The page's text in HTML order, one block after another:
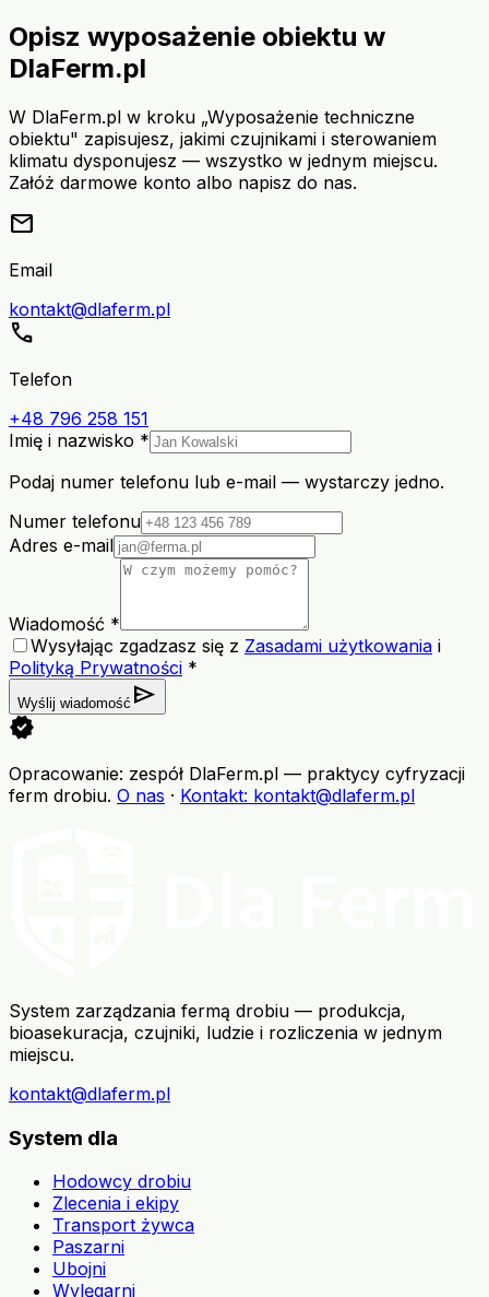
Opisz wyposażenie obiektu w
DlaFerm.pl
W DlaFerm.pl w kroku „Wyposażenie techniczne
obiektu" zapisujesz, jakimi czujnikami i sterowaniem
klimatu dysponujesz — wszystko w jednym miejscu.
Załóż darmowe konto albo napisz do nas.
mail
Email
kontakt@dlaferm.pl
call
Telefon
+48 796 258 151
Imię i nazwisko *
Podaj numer telefonu lub e-mail — wystarczy jedno.
Numer telefonu
Adres e-mail
Wiadomość *
Wysyłając zgadzasz się z Zasadami użytkowania i
Polityką Prywatności *
Wyślij wiadomość send
verified
Opracowanie: zespół DlaFerm.pl — praktycy cyfryzacji
ferm drobiu. O nas · Kontakt: kontakt@dlaferm.pl
System zarządzania fermą drobiu — produkcja,
bioasekuracja, czujniki, ludzie i rozliczenia w jednym
miejscu.
kontakt@dlaferm.pl
System dla
Hodowcy drobiu
Zlecenia i ekipy
Transport żywca
Paszarni
Ubojni
Wylęgarni